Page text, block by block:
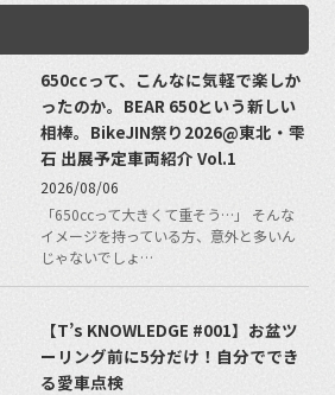
650ccって、こんなに気軽で楽しか
ったのか。BEAR 650という新しい
相棒。BikeJIN祭り2026@東北・雫
石 出展予定車両紹介 Vol.1
2026/08/06
「650ccって大きくて重そう…」 そんな
イメージを持っている方、意外と多いん
じゃないでしょ…
【T’s KNOWLEDGE #001】お盆ツ
ーリング前に5分だけ！自分ででき
る愛車点検